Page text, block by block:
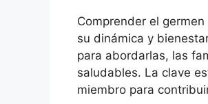
Comprender el
su dinámica y
para abordarlas, las
saludables. La clave
miembro para